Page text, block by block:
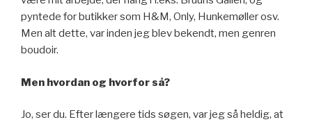
pyntede for butikker som H&M, Only, Hunkemøller osv.
Men alt dette, var inden jeg blev bekendt, men genren
boudoir.
Men hvordan og hvorfor så?
Jo, ser du. Efter længere tids søgen, var jeg så heldig, at